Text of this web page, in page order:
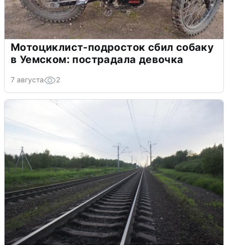
Мотоциклист-подросток сбил собаку
в Уемском: пострадала девочка
7 августа 2